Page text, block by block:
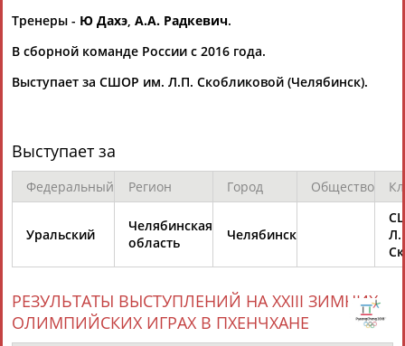
Каримжан
Аделя
Андрей
Герман
Тренеры - Ю Дахэ, А.А. Радкевич.
В сборной команде России с 2016 года.
Выступает за СШОР им. Л.П. Скобликовой (Челябинск).
Выступает за
Федеральный Регион Город Общество
Уральский
Челябинская
область
Челябинск
РЕЗУЛЬТАТЫ ВЫСТУПЛЕНИЙ НА XXIII ЗИМНИХ
ОЛИМПИЙСКИХ ИГРАХ В ПХЕНЧХАНЕ